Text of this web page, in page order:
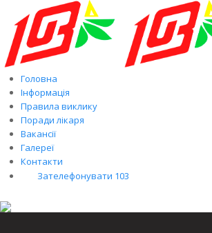
Головна
Інформація
Правила виклику
Поради лікаря
Вакансії
Галереї
Контакти
Зателефонувати 103